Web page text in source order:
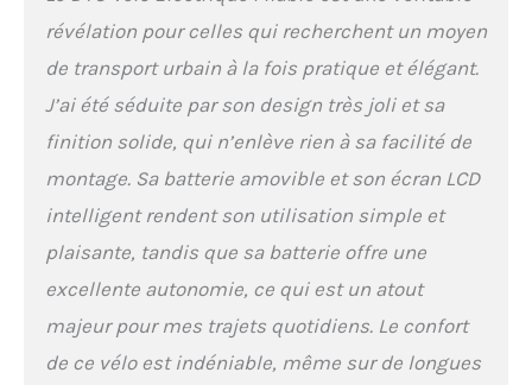
révélation pour celles qui recherchent un moyen
de transport urbain à la fois pratique et élégant.
J’ai été séduite par son design très joli et sa
finition solide, qui n’enlève rien à sa facilité de
montage. Sa batterie amovible et son écran LCD
intelligent rendent son utilisation simple et
plaisante, tandis que sa batterie offre une
excellente autonomie, ce qui est un atout
majeur pour mes trajets quotidiens. Le confort
de ce vélo est indéniable, même sur de longues